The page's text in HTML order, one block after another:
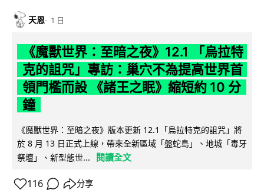
天恩 1 日
《魔獸世界：至暗之夜》12.1 「烏拉特
克的詛咒」專訪：巢穴不為提高世界首
領門檻而設 《諸王之眠》縮短約 10 分
鐘
《魔獸世界：至暗之夜》版本更新 12.1「烏拉特克的詛咒」將
於 8 月 13 日正式上線，帶來全新區域「盤蛇島」、地城「毒牙
祭壇」、新型態世...
閱讀全文
116 分享